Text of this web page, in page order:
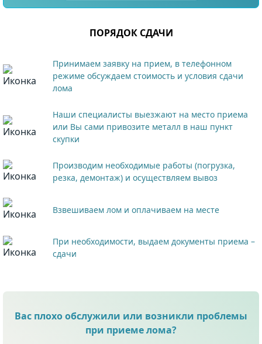
ПОРЯДОК СДАЧИ
Принимаем заявку на прием, в телефонном
режиме обсуждаем стоимость и условия сдачи
лома
Наши специалисты выезжают на место приема
или Вы сами привозите металл в наш пункт
скупки
Производим необходимые работы (погрузка,
резка, демонтаж) и осуществляем вывоз
Взвешиваем лом и оплачиваем на месте
При необходимости, выдаем документы приема –
сдачи
Вас плохо обслужили или возникли проблемы
при приеме лома?